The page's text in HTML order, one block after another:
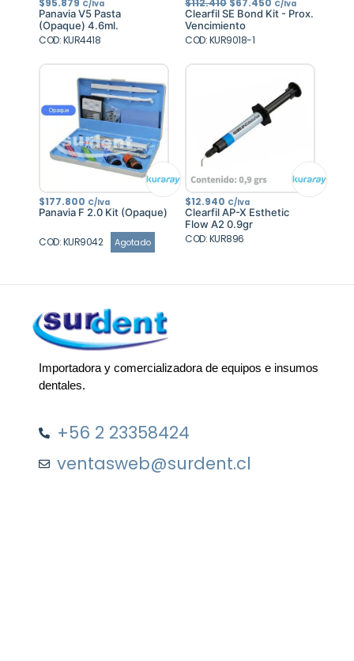
C/Iva
Panavia V5 Pasta
(Opaque) 4.6ml.
COD: KUR4418
precio
original
era:
$112.410.
precio
actual
C/Iva
Clearfil SE Bond Kit - Prox.
Vencimiento
COD: KUR9018-1
$177.800 C/Iva
Panavia F 2.0 Kit (Opaque)
COD: KUR9042 Agotado
$12.940 C/Iva
Clearfil AP-X Esthetic
Flow A2 0.9gr
COD: KUR896
Importadora y comercializadora de equipos e insumos
dentales.
+56 2 23358424
ventasweb@surdent.cl